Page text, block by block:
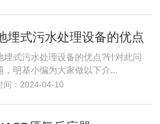
埋式污水处理设备的优点
埋式污水处理设备的优点?针对此问
，明基小编为大家做以下介...
间：2024-04-10